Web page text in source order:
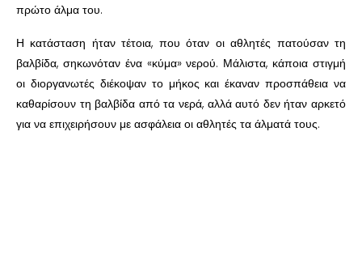
πρώτο άλμα του.
Η κατάσταση ήταν τέτοια, που όταν οι αθλητές πατούσαν τη
βαλβίδα, σηκωνόταν ένα «κύμα» νερού. Μάλιστα, κάποια στιγμή
οι διοργανωτές διέκοψαν το μήκος και έκαναν προσπάθεια να
καθαρίσουν τη βαλβίδα από τα νερά, αλλά αυτό δεν ήταν αρκετό
για να επιχειρήσουν με ασφάλεια οι αθλητές τα άλματά τους.